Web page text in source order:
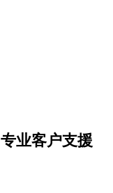
专业客户支援